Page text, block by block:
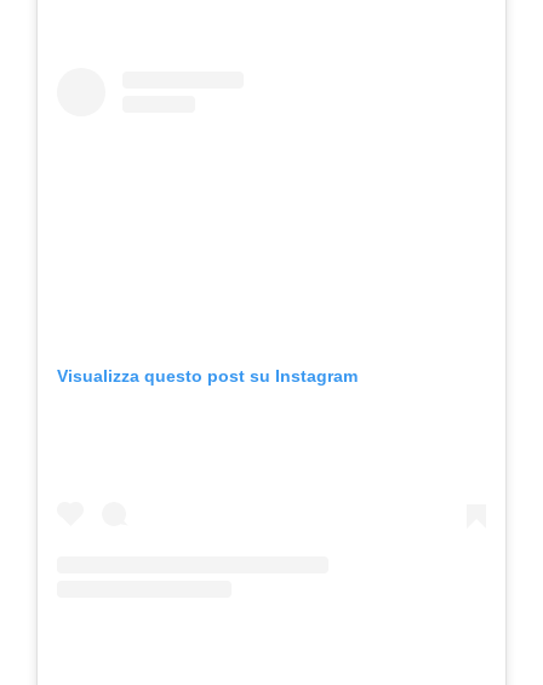
Visualizza questo post su Instagram